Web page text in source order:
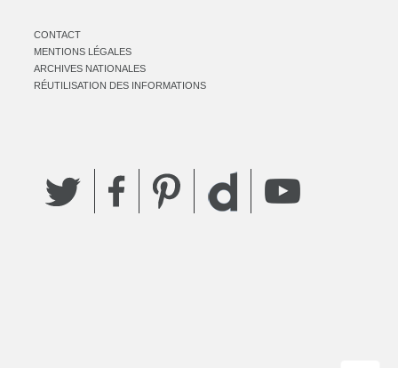
CONTACT
MENTIONS LÉGALES
ARCHIVES NATIONALES
RÉUTILISATION DES INFORMATIONS